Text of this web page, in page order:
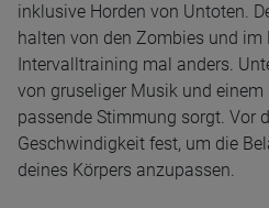
inklusive Horden von Untoten.
halten von den Zombies und
Intervalltraining mal anders.
von gruseliger Musik und einem
passende Stimmung sorgt. Vor
Geschwindigkeit fest, um die
deines Körpers anzupassen.